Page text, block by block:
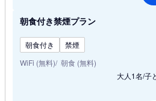
朝食付き禁煙プラン
朝食付き
禁煙
WiFi (無料) 朝食 (無料)
大人1名/子